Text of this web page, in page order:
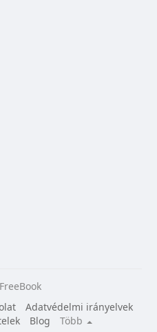
Adatvédelmi irányelvek
Blog
Több